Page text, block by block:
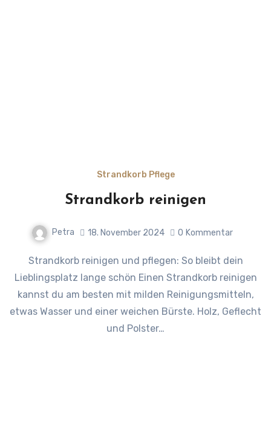
Strandkorb Pflege
Strandkorb reinigen
Petra 18. November 2024 0 Kommentar
Strandkorb reinigen und pflegen: So bleibt dein
Lieblingsplatz lange schön Einen Strandkorb reinigen
kannst du am besten mit milden Reinigungsmitteln,
etwas Wasser und einer weichen Bürste. Holz, Geflecht
und Polster…